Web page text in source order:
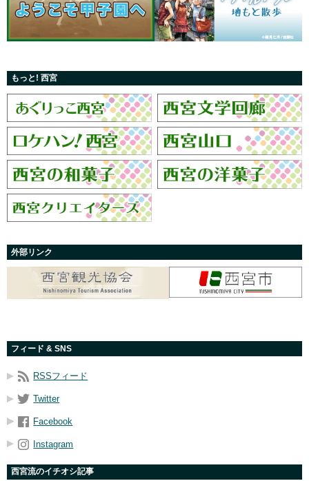
もっと! 西宮
外部リンク
フィード & SNS
RSSフィード
Twitter
Facebook
Instagram
西宮流のイチオシ記事